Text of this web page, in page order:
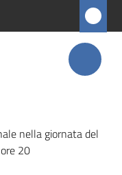
nella giornata del
20